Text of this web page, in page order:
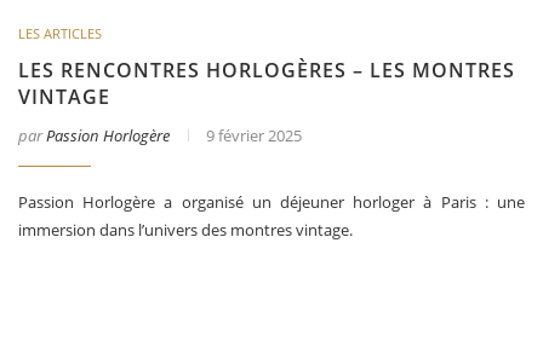
LES ARTICLES
LES RENCONTRES HORLOGÈRES – LES MONTRES
VINTAGE
parPassion Horlogère 9 février 2025
Passion Horlogère a organisé un déjeuner horloger à Paris : une
immersion dans l’univers des montres vintage.